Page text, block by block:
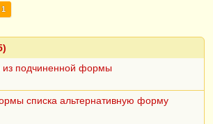
1
из подчиненной формы
списка альтернативную форму